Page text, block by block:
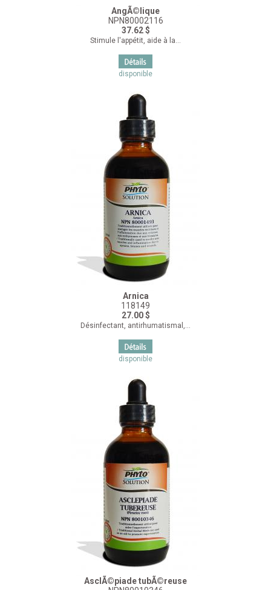
AngÃ©lique
NPN80002116
37.62 $
Stimule l'appétit, aide à la...
disponible
Arnica
118149
27.00 $
Désinfectant, antirhumatismal,...
disponible
AsclÃ©piade tubÃ©reuse